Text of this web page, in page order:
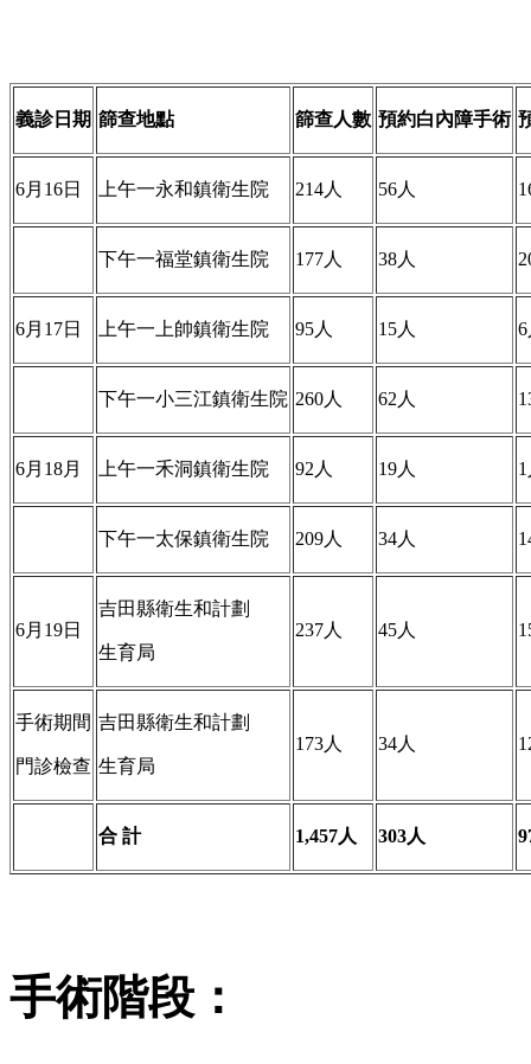
義診日期 篩查地點 篩查人數 預約白內障手術
6月16日 上午一永和鎮衛生院 214人 56人
下午一福堂鎮衛生院 177人 38人
6月17日 上午一上帥鎮衛生院 95人 15人
下午一小三江鎮衛生院 260人 62人
6月18月 上午一禾洞鎮衛生院 92人 19人
下午一太保鎮衛生院 209人 34人
6月19日
吉田縣衛生和計劃
生育局
237人 45人
手術期間
門診檢查
吉田縣衛生和計劃
生育局
173人 34人
合 計 1,457人 303人
手術階段 ：